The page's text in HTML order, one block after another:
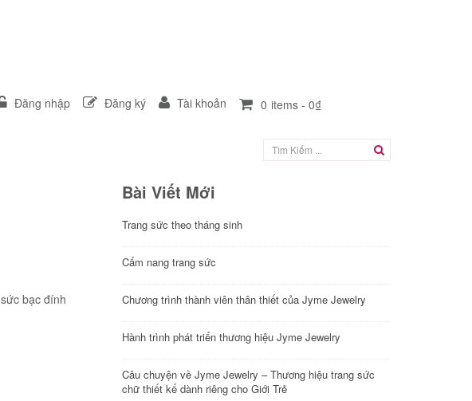
Đăng nhập Đăng ký Tài khoản 0 items - 0₫
bạc đính
Bài Viết Mới
Trang sức theo tháng sinh
Cẩm nang trang sức
Chương trình thành viên thân thiết của Jyme Jewelry
Hành trình phát triển thương hiệu Jyme Jewelry
Câu chuyện về Jyme Jewelry – Thương hiệu trang sức
chữ thiết kế dành riêng cho Giới Trẻ